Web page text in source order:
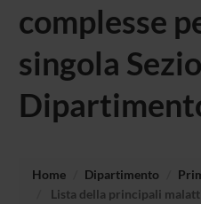
complesse
singola
Home Dipartimento
Lista della principali